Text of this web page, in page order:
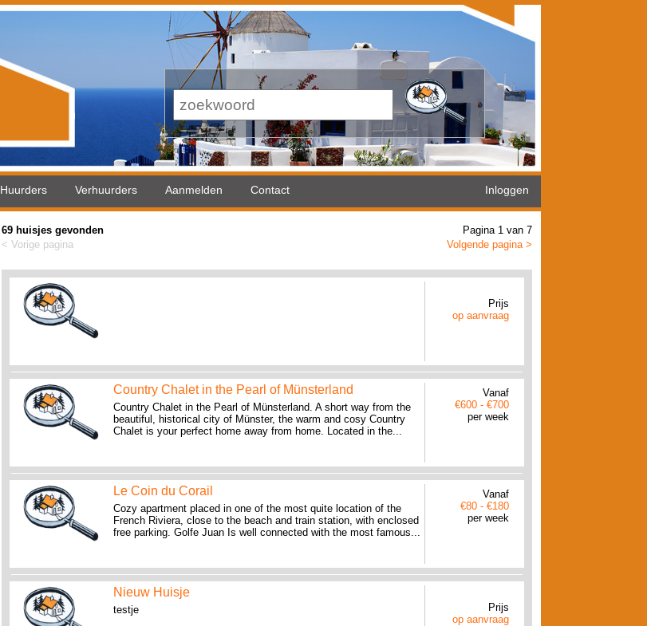
Huurders Verhuurders Aanmelden Contact Inloggen
69 huisjes gevonden
< Vorige pagina
Pagina 1 van 7
Volgende pagina >
Prijs
op aanvraag
Country Chalet in the Pearl of Münsterland
Country Chalet in the Pearl of Münsterland. A short way from the
beautiful, historical city of Münster, the warm and cosy Country
Chalet is your perfect home away from home. Located in the...
Vanaf
€600 - €700
per week
Le Coin du Corail
Cozy apartment placed in one of the most quite location of the
French Riviera, close to the beach and train station, with enclosed
free parking. Golfe Juan Is well connected with the most famous...
Vanaf
€80 - €180
per week
Nieuw Huisje
testje
Prijs
op aanvraag